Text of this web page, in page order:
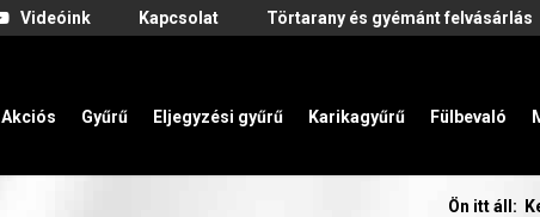
Videóink Kapcsolat Törtarany és gyémánt felvásárlás
Akciós Gyűrű Eljegyzési gyűrű Karikagyűrű Fülbevaló
Ön itt áll: